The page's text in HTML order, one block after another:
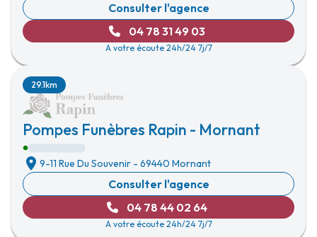
Consulter l'agence
04 78 31 49 03
A votre écoute 24h/24 7j/7
Pompes Funèbres Rapin - Mornant
29.1km
9-11 Rue Du Souvenir - 69440 Mornant
Consulter l'agence
04 78 44 02 64
A votre écoute 24h/24 7j/7